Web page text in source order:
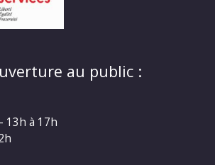
au public :
13h à 17h